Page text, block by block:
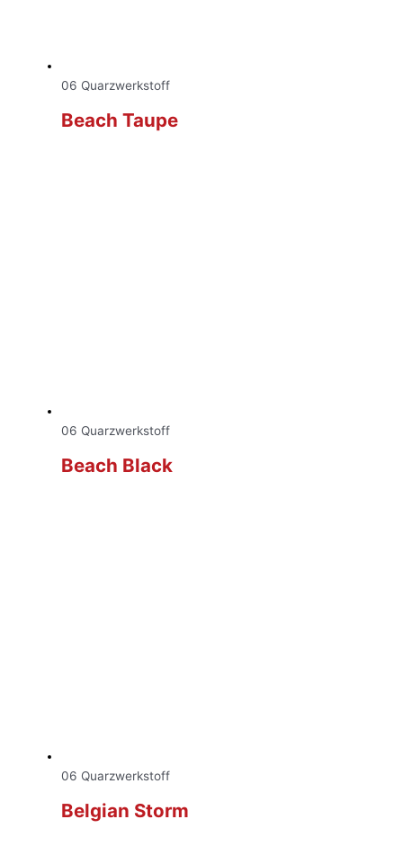
06 Quarzwerkstoff
Beach Taupe
06 Quarzwerkstoff
Beach Black
06 Quarzwerkstoff
Belgian Storm